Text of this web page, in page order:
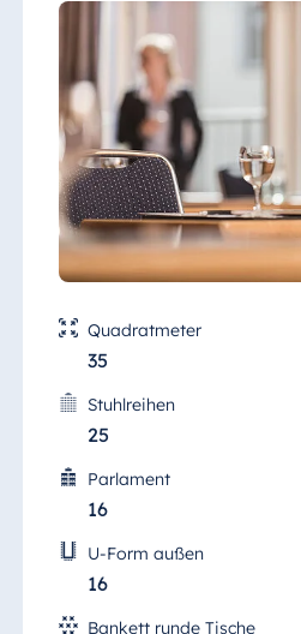
runden die Ausstattung ab.
Quadratmeter
35
Stuhlreihen
25
Parlament
16
U-Form außen
16
Bankett runde Tische